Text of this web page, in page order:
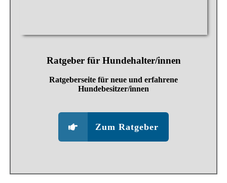
Ratgeber für Hundehalter/innen
Ratgeberseite für neue und erfahrene
Hundebesitzer/innen
Zum Ratgeber